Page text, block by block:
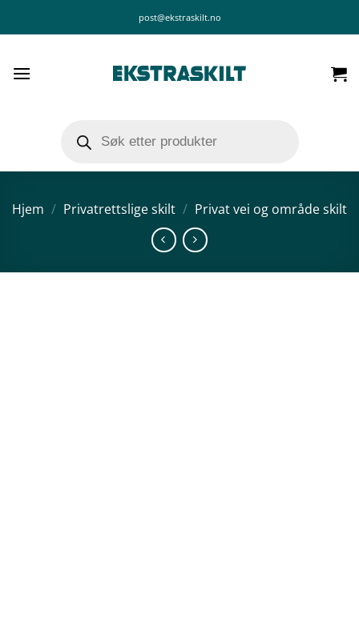
post@ekstraskilt.no
search
Hjem / Privatrettslige skilt / Privat vei og område skilt